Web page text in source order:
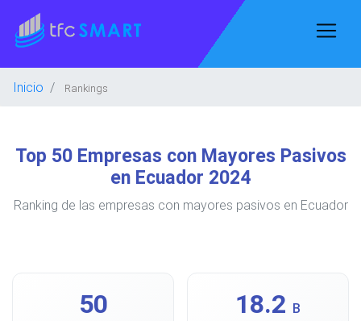
Inicio Rankings
Top 50 Empresas con Mayores Pasivos
en Ecuador 2024
Ranking de las empresas con mayores pasivos en Ecuador
50 18.2 B